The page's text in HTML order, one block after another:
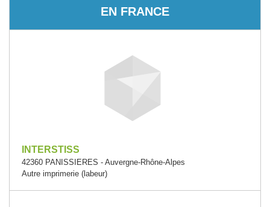
EN FRANCE
INTERSTISS
42360 PANISSIERES - Auvergne-Rhône-Alpes
Autre imprimerie (labeur)